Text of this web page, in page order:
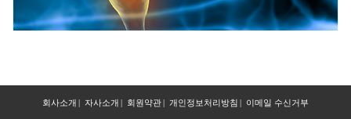
회사소개 | 자사소개 | 회원약관| 개인정보처리방침 | 이메일 수신거부